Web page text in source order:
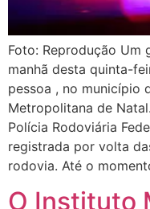
Foto: Reprodução Um
manhã desta quinta-
pessoa , no município
Metropolitana de
Polícia Rodoviária
registrada por volta
rodovia. Até o
O Instituto